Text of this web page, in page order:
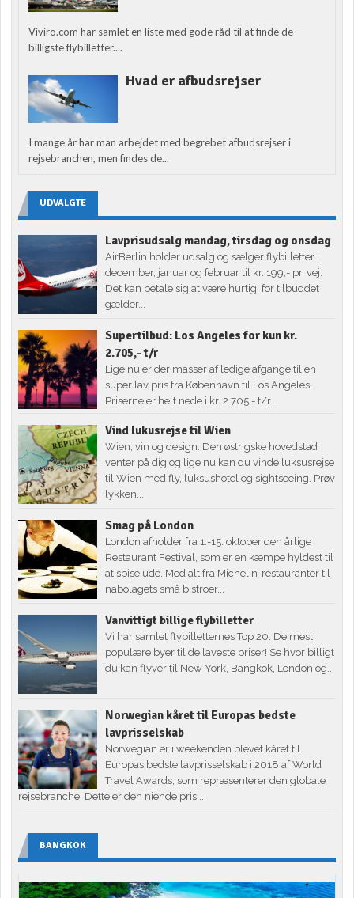
Viviro.com har samlet en liste med gode råd til at finde de
billigste flybilletter....
Hvad er afbudsrejser
I mange år har man arbejdet med begrebet afbudsrejser i
rejsebranchen, men findes de...
UDVALGTE
Lavprisudsalg mandag, tirsdag og onsdag
AirBerlin holder udsalg og sælger flybilletter i
december, januar og februar til kr. 199,- pr. vej.
Det kan betale sig at være hurtig, for tilbuddet
gælder...
Supertilbud: Los Angeles for kun kr.
2.705,- t/r
Lige nu er der masser af ledige afgange til en
super lav pris fra København til Los Angeles.
Priserne er helt nede i kr. 2.705,- t/r...
Vind lukusrejse til Wien
Wien, vin og design. Den østrigske hovedstad
venter på dig og lige nu kan du vinde luksusrejse
til Wien med fly, luksushotel og sightseeing. Prøv
lykken...
Smag på London
London afholder fra 1.-15. oktober den årlige
Restaurant Festival, som er en kæmpe hyldest til
at spise ude. Med alt fra Michelin-restauranter til
nabolagets små bistroer...
Vanvittigt billige flybilletter
Vi har samlet flybilletternes Top 20: De mest
populære byer til de laveste priser! Se hvor billigt
du kan flyver til New York, Bangkok, London og...
Norwegian kåret til Europas bedste
lavprisselskab
Norwegian er i weekenden blevet kåret til
Europas bedste lavprisselskab i 2018 af World
Travel Awards, som repræsenterer den globale
rejsebranche. Dette er den niende pris,...
BANGKOK